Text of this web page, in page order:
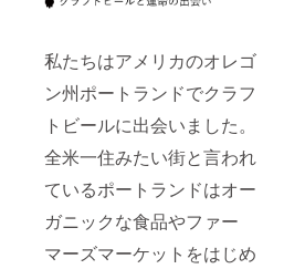
私たちはアメリカのオレゴ
ン州ポートランドでクラフ
トビールに出会いました。
全米一住みたい街と言われ
ているポートランドはオー
ガニックな食品やファー
マーズマーケットをはじめ